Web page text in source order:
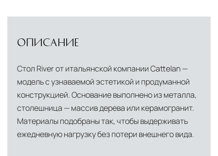
ОПИСАНИЕ
Стол River от итальянской компании Cattelan —
модель с узнаваемой эстетикой и продуманной
конструкцией. Основание выполнено из металла,
столешница — массив дерева или керамогранит.
Материалы подобраны так, чтобы выдерживать
ежедневную нагрузку без потери внешнего вида.